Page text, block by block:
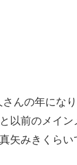
んの年にな
以前のメイ
矢みきくらい